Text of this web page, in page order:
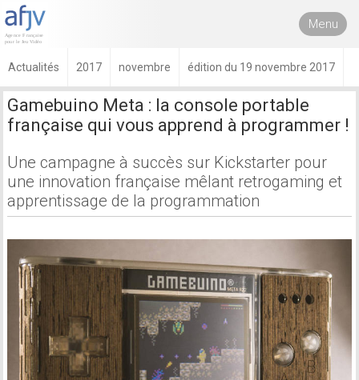
Menu
Actualités 2017 novembre édition du 19 novembre 2017
Gamebuino Meta : la console portable
française qui vous apprend à programmer !
Une campagne à succès sur Kickstarter pour
une innovation française mêlant retrogaming et
apprentissage de la programmation